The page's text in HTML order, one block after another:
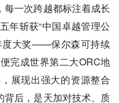
每一次跨越都标注着成长
年斩获“中国卓越管理公
度大奖——保尔森可持续
完成世界第二大ORC地
展现出强大的资源整合
背后，是天加对技术、质